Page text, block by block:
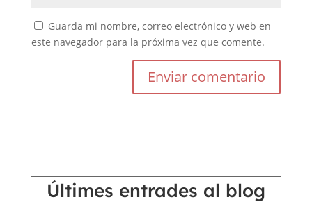
Guarda mi nombre, correo electrónico y web en
este navegador para la próxima vez que comente.
Últimes entrades al blog